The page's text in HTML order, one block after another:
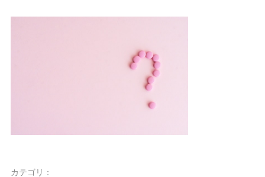
カテゴリ：